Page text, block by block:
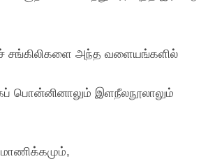
சங்கிலிகளை அந்த வளையங்களில்
பொன்னினாலும் இளநீலநூலாலும்
மாணிக்கமும்,